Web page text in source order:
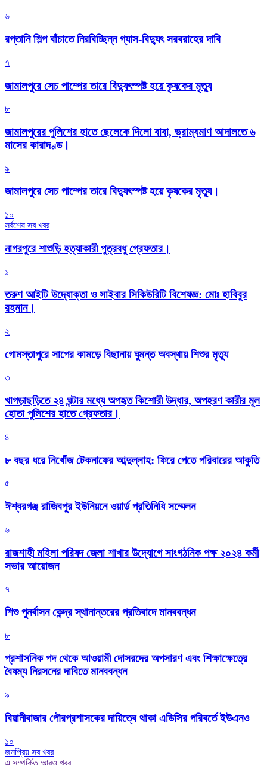
৬
রপ্তানি শিল্প বাঁচাতে নিরবিচ্ছিন্ন গ্যাস-বিদ্যুৎ সরবরাহের দাবি
৭
জামালপুরে সেচ পাম্পের তারে বিদ্যুৎস্পষ্ট হয়ে কৃষকের মৃত্যু
৮
জামালপুরের পুলিশের হাতে ছেলেকে দিলো বাবা, ভ্রাম্যমাণ আদালতে ৬
মাসের কারাদণ্ড।
৯
জামালপুরে সেচ পাম্পের তারে বিদ্যুৎস্পষ্ট হয়ে কৃষকের মৃত্যু।
১০
সর্বশেষ সব খবর
নাগরপুরে শাশুড়ি হত্যাকারী পুত্রবধু গ্রেফতার।
১
তরুণ আইটি উদ্যোক্তা ও সাইবার সিকিউরিটি বিশেষজ্ঞ: মোঃ হাবিবুর
রহমান।
২
গোমস্তাপুরে সাপের কামড়ে বিছানায় ঘুমন্ত অবস্থায় শিশুর মৃত্যু
৩
খাগড়াছড়িতে ২৪ ঘন্টার মধ্যে অপহৃত কিশোরী উদ্ধার, অপহরণ কারীর মূল
হোতা পুলিশের হাতে গ্রেফতার।
৪
৮ বছর ধরে নিখোঁজ টেকনাফের আব্দুল্লাহ: ফিরে পেতে পরিবারের আকুতি
৫
ঈশ্বরগঞ্জ রাজিবপুর ইউনিয়নে ওয়ার্ড প্রতিনিধি সম্মেলন
৬
রাজশাহী মহিলা পরিষদ জেলা শাখার উদ্যোগে সাংগঠনিক পক্ষ ২০২৪ কর্মী
সভার আয়োজন
৭
শিশু পুনর্বাসন কেন্দ্র স্থানান্তরের প্রতিবাদে মানববন্ধন
৮
প্রশাসনিক পদ থেকে আওয়ামী দোসরদের অপসারণ এবং শিক্ষাক্ষেত্রে
বৈষম্য নিরসনের দাবিতে মানববন্ধন
৯
বিয়ানীবাজার পৌরপ্রশাসকের দায়িত্বে থাকা এডিসির পরিবর্তে ইউএনও
১০
জনপ্রিয় সব খবর
এ সম্পর্কিত আরও খবর